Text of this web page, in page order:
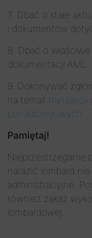
7. Dbać o stałe
i dokumentów
8. Dbać o
dokumentacji AML.
9. Dokonywać
na temat transakcji
ponadprogowych.
Pamiętaj!
Nieprzestrzeganie
narazić lombard
administracyjne.
również zakaz
lombardowej.